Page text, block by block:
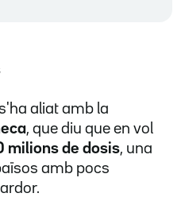
aliat amb la
, que diu que en vol
milions de dosis, una
amb pocs